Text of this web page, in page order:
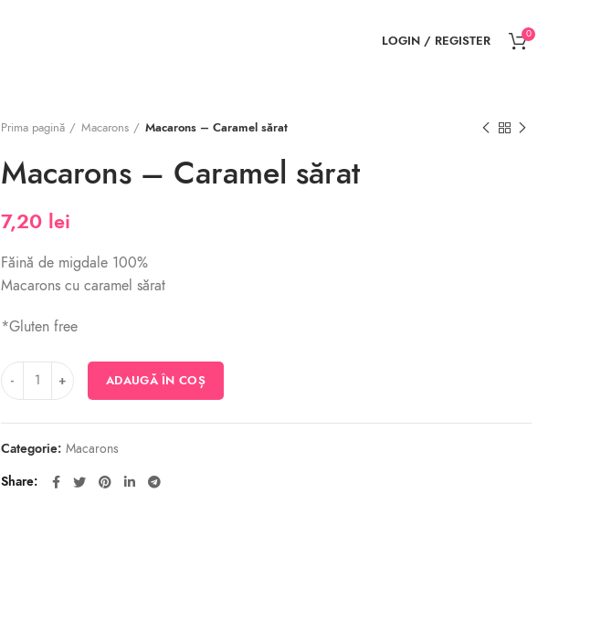
LOGIN / REGISTER 0
Prima pagină Macarons Macarons – Caramel sărat
Macarons – Caramel sărat
7,20 lei
Făină de migdale 100%
Macarons cu caramel sărat
*Gluten free
Cantitate Macarons - Caramel sărat
ADAUGĂ ÎN COȘ
Categorie: Macarons
Share